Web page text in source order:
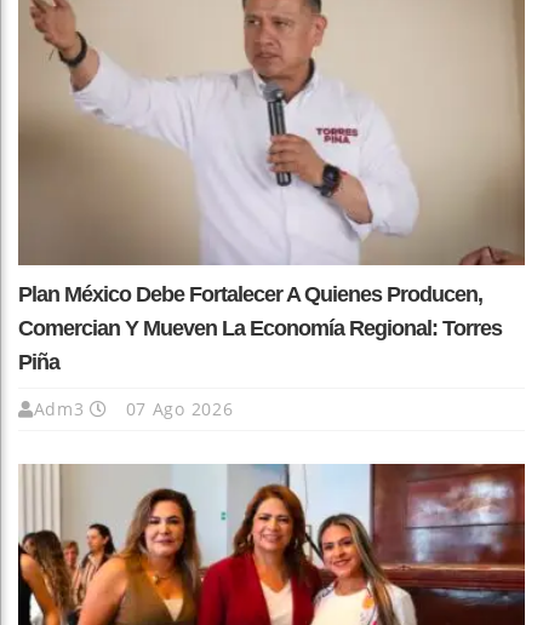
Plan México Debe Fortalecer A Quienes Producen,
Comercian Y Mueven La Economía Regional: Torres
Piña
Adm3 07 Ago 2026